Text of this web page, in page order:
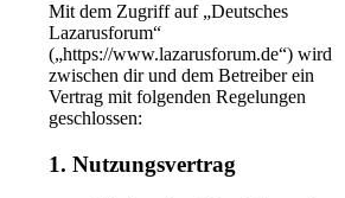
Mit dem Zugriff auf „Deutsches
Lazarusforum“
(„https://www.lazarusforum.de“) wird
zwischen dir und dem Betreiber ein
Vertrag mit folgenden Regelungen
geschlossen:
1. Nutzungsvertrag